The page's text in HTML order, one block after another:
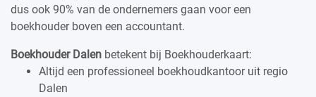
dus ook 90% van de ondernemers gaan voor een
boekhouder boven een accountant.
Boekhouder Dalen betekent bij Boekhouderkaart:
Altijd een professioneel boekhoudkantoor uit regio
Dalen